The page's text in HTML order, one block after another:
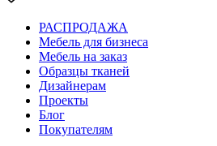
РАСПРОДАЖА
Мебель для бизнеса
Мебель на заказ
Образцы тканей
Дизайнерам
Проекты
Блог
Покупателям